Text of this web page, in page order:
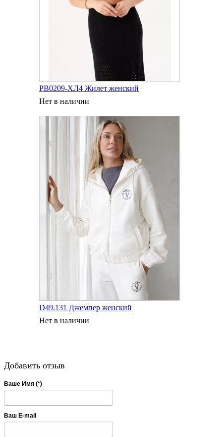
РВ0209-ХЛ4 Жилет женский
Нет в наличии
D49.131 Джемпер женский
Нет в наличии
Добавить отзыв
Ваше Имя (*)
Ваш E-mail